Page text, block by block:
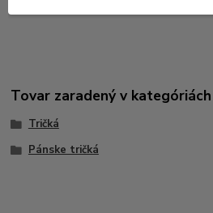
Tovar zaradený v kategóriách
Tričká
Pánske tričká